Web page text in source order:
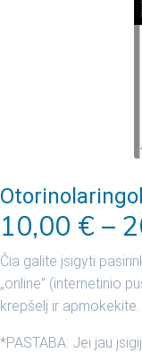
10,00 € –
Čia galite įsigyti
„online” (internetinio
krepšelį ir apmokėkite.
*PASTABA: Jei jau